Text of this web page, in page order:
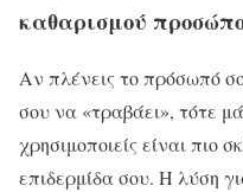
καθαρισμού
Αν πλένεις το πρόσωπό
σου να «τραβάει», τότε
χρησιμοποιείς είναι πιο
επιδερμίδα σου. Η λύση